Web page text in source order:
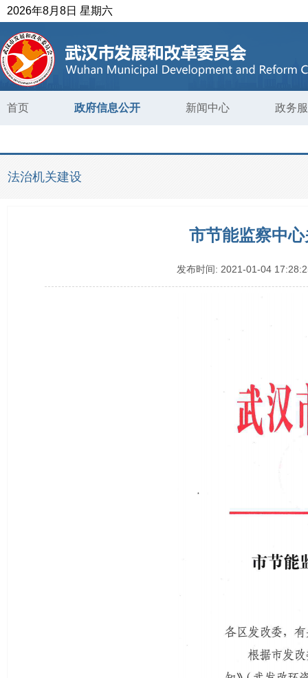
2026年8月8日 星期六
首页 政府信息公开 新闻中心 政务
法治机关建设
市节能监察中
发布时间: 2021-01-04